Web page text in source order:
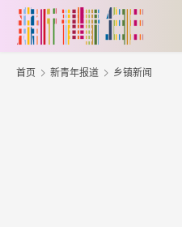
首页 新青年报道 乡镇新闻